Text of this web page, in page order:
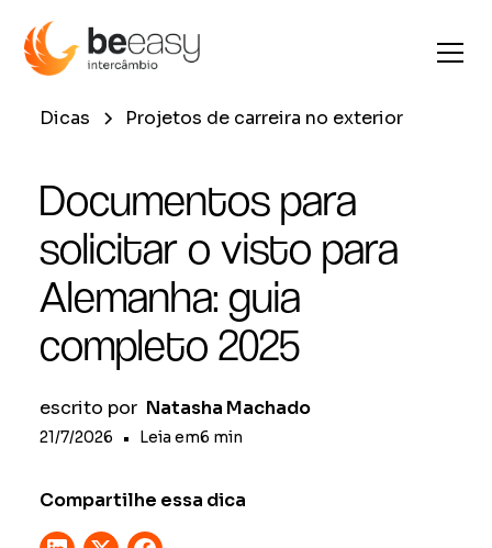
Dicas Projetos de carreira no exterior
Documentos para
solicitar o visto para
Alemanha: guia
completo 2025
escrito por Natasha Machado
21/7/2026 • Leia em6 min
Compartilhe essa dica